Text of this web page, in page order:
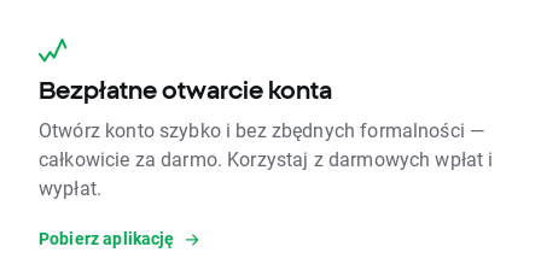
Bezpłatne otwarcie konta
Otwórz konto szybko i bez zbędnych formalności —
całkowicie za darmo. Korzystaj z darmowych wpłat i
wypłat.
Pobierz aplikację